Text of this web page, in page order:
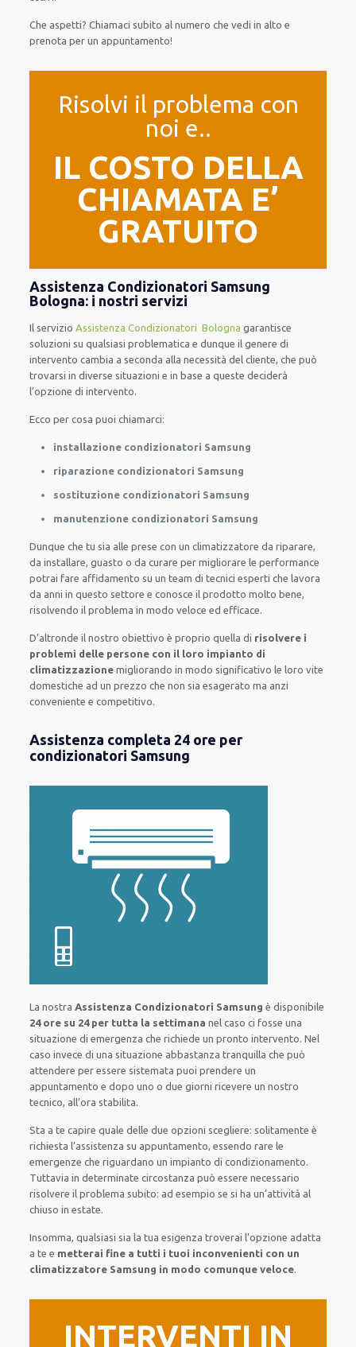
Che aspetti? Chiamaci subito al numero che vedi in alto e
prenota per un appuntamento!
Risolvi il problema con
noi e..
IL COSTO DELLA
CHIAMATA E’
GRATUITO
Assistenza Condizionatori Samsung
Bologna: i nostri servizi
Il servizioAssistenza Condizionatori Bologna garantisce
soluzioni su qualsiasi problematica e dunque il genere di
intervento cambia a seconda alla necessità del cliente, che può
trovarsi in diverse situazioni e in base a queste deciderà
l’opzione di intervento.
Ecco per cosa puoi chiamarci:
installazione condizionatori Samsung
riparazione condizionatori Samsung
sostituzione condizionatori Samsung
manutenzione condizionatori Samsung
Dunque che tu sia alle prese con un climatizzatore da riparare,
da installare, guasto o da curare per migliorare le performance
potrai fare affidamento su un team di tecnici esperti che lavora
da anni in questo settore e conosce il prodotto molto bene,
risolvendo il problema in modo veloce ed efficace.
D’altronde il nostro obiettivo è proprio quella di risolvere i
problemi delle persone con il loro impianto di
climatizzazione migliorando in modo significativo le loro vite
domestiche ad un prezzo che non sia esagerato ma anzi
conveniente e competitivo.
Assistenza completa 24 ore per
condizionatori Samsung
La nostraAssistenza Condizionatori Samsung è disponibile
24 ore su 24 per tutta la settimana nel caso ci fosse una
situazione di emergenza che richiede un pronto intervento. Nel
caso invece di una situazione abbastanza tranquilla che può
attendere per essere sistemata puoi prendere un
appuntamento e dopo uno o due giorni ricevere un nostro
tecnico, all’ora stabilita.
Sta a te capire quale delle due opzioni scegliere: solitamente è
richiesta l’assistenza su appuntamento, essendo rare le
emergenze che riguardano un impianto di condizionamento.
Tuttavia in determinate circostanza può essere necessario
risolvere il problema subito: ad esempio se si ha un’attività al
chiuso in estate.
Insomma, qualsiasi sia la tua esigenza troverai l’opzione adatta
a te e metterai fine a tutti i tuoi inconvenienti con un
climatizzatore Samsung in modo comunque veloce.
INTERVENTI IN